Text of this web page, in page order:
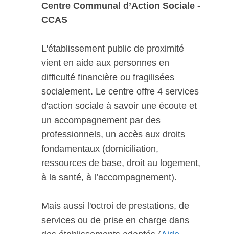
Centre Communal d’Action Sociale -
CCAS
L'établissement public de proximité
vient en aide aux personnes en
difficulté financière ou fragilisées
socialement. Le centre offre 4 services
d'action sociale à savoir une écoute et
un accompagnement par des
professionnels, un accès aux droits
fondamentaux (domiciliation,
ressources de base, droit au logement,
à la santé, à l’accompagnement).
Mais aussi l'octroi de prestations, de
services ou de prise en charge dans